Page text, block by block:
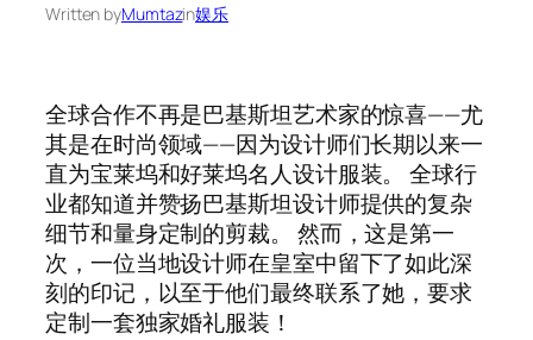
Written byMumtazin娱乐
全球合作不再是巴基斯坦艺术家的惊喜——尤
其是在时尚领域——因为设计师们长期以来一
直为宝莱坞和好莱坞名人设计服装。 全球行
业都知道并赞扬巴基斯坦设计师提供的复杂
细节和量身定制的剪裁。 然而，这是第一
次，一位当地设计师在皇室中留下了如此深
刻的印记，以至于他们最终联系了她，要求
定制一套独家婚礼服装！